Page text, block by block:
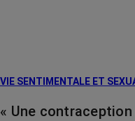
VIE SENTIMENTALE ET
« Une